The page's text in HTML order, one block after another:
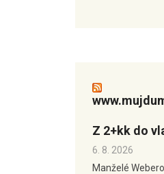
Z 2+kk do
6. 8. 2026
Manželé